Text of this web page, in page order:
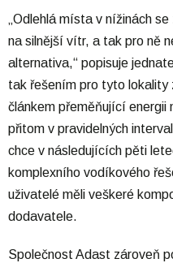
„Odlehlá místa v nížinách
na silnější vítr, a tak pro ně
alternativa,“ popisuje
tak řešením pro tyto lokality
článkem přeměňující energii
přitom v pravidelných
chce v následujících pěti
komplexního vodíkového
uživatelé měli veškeré
dodavatele.
Společnost Adast zároveň